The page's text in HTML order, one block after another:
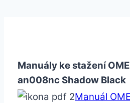
Manuály ke stažení
an008nc Shadow Black
Manuál